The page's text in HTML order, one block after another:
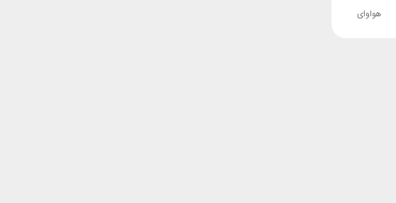
هواوای